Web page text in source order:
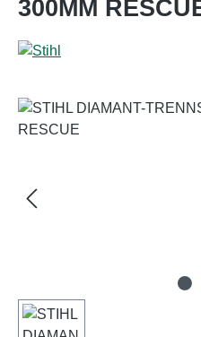
300MM
Bildergalerie überspringen